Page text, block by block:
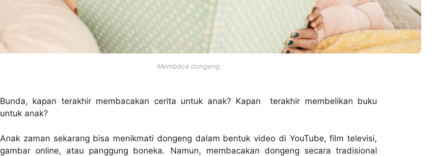
Membaca dongeng
Bunda, kapan terakhir membacakan cerita untuk anak? Kapan terakhir membelikan buku
untuk anak?
Anak zaman sekarang bisa menikmati dongeng dalam bentuk video di YouTube, film televisi,
gambar online, atau panggung boneka. Namun, membacakan dongeng secara tradisional